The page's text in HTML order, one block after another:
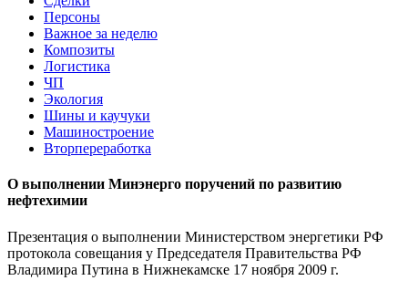
Персоны
Важное за неделю
Композиты
Логистика
ЧП
Экология
Шины и каучуки
Машиностроение
Вторпереработка
О выполнении Минэнерго поручений по развитию
нефтехимии
Презентация о выполнении Министерством энергетики РФ
протокола совещания у Председателя Правительства РФ
Владимира Путина в Нижнекамске 17 ноября 2009 г.